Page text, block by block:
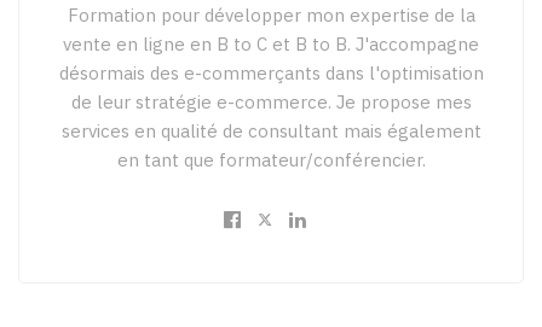
Formation pour développer mon expertise de la
vente en ligne en B to C et B to B. J'accompagne
désormais des e-commerçants dans l'optimisation
de leur stratégie e-commerce. Je propose mes
services en qualité de consultant mais également
en tant que formateur/conférencier.